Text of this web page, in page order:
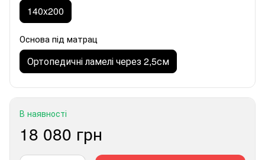
140x200
Основа під матрац
Ортопедичні ламелі через 2,5см
В наявності
18 080 грн